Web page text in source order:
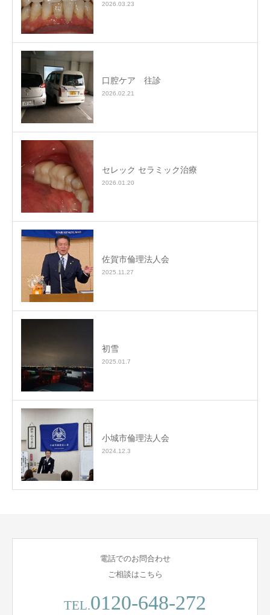
2026.03.23
口腔ケア 往診
2026.02.21
セレック セラミック治療
2026.01.20
佐賀市倫理法人会
2025.11.27
初雪
2025.01.7
小城市倫理法人会
2024.12.3
電話でのお問合わせ
ご相談はこちら
TEL.0120-648-272